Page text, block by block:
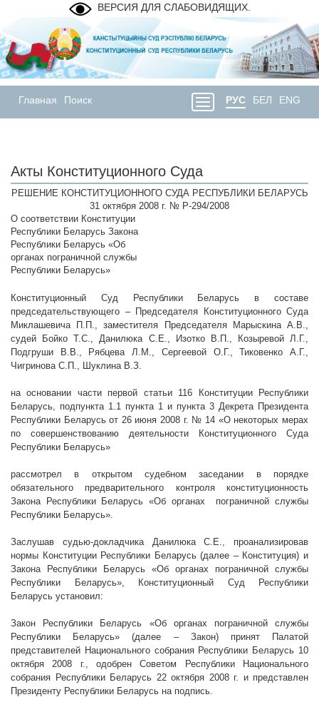
ВЕРСИЯ ДЛЯ СЛАБОВИДЯЩИХ.
Главная Поиск РУС БЕЛ ENG
Акты Конституционного Суда
РЕШЕНИЕ КОНСТИТУЦИОННОГО СУДА РЕСПУБЛИКИ БЕЛАРУСЬ
31 октября 2008 г. № Р-294/2008
О соответствии Конституции
Республики Беларусь Закона
Республики Беларусь «Об
органах пограничной службы
Республики Беларусь»
Конституционный Суд Республики Беларусь в составе
председательствующего – Председателя Конституционного Суда
Миклашевича П.П., заместителя Председателя Марыскина А.В.,
судей Бойко Т.С., Данилюка С.Е., Изотко В.П., Козыревой Л.Г.,
Подгруши В.В., Рябцева Л.М., Сергеевой О.Г., Тиковенко А.Г.,
Чигринова С.П., Шуклина В.З.
на основании части первой статьи 116 Конституции Республики
Беларусь, подпункта 1.1 пункта 1 и пункта 3 Декрета Президента
Республики Беларусь от 26 июня 2008 г. № 14 «О некоторых мерах
по совершенствованию деятельности Конституционного Суда
Республики Беларусь»
рассмотрел в открытом судебном заседании в порядке
обязательного предварительного контроля конституционность
Закона Республики Беларусь «Об органах пограничной службы
Республики Беларусь».
Заслушав судью-докладчика Данилюка С.Е., проанализировав
нормы Конституции Республики Беларусь (далее – Конституция) и
Закона Республики Беларусь «Об органах пограничной службы
Республики Беларусь», Конституционный Суд Республики
Беларусь установил:
Закон Республики Беларусь «Об органах пограничной службы
Республики Беларусь» (далее – Закон) принят Палатой
представителей Национального собрания Республики Беларусь 10
октября2008 г., одобрен Советом Республики Национального
собрания Республики Беларусь 22 октября 2008 г. и представлен
Президенту Республики Беларусь на подпись.